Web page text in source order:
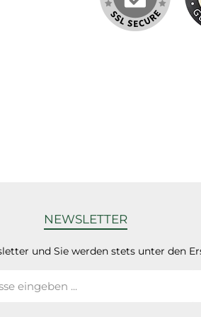
NEWSLETTER
und Sie werden stets unter den